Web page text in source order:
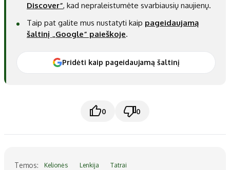
Discover“, kad nepraleistumėte svarbiausių naujienų.
Taip pat galite mus nustatyti kaip pageidaujamą
šaltinį „Google“ paieškoje.
Pridėti kaip pageidaujamą šaltinį
0 0
Temos: Kelionės Lenkija Tatrai